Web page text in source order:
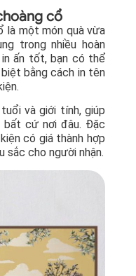
cổ
là một món quà vừa
trong nhiều hoàn
in ấn tốt, bạn có thể
bằng cách in tên
và giới tính, giúp
bất cứ nơi đâu. Đặc
có giá thành hợp
sắc cho người nhận.